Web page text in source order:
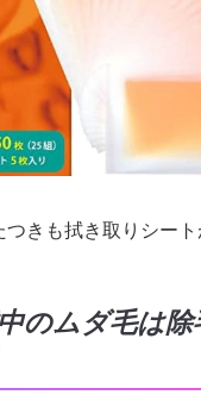
つきも拭き取りシー
のムダ毛は除